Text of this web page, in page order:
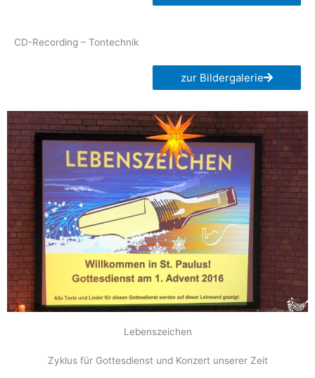
CD-Recording – Tontechnik
zur Bildergalerie
Lebenszeichen
Zyklus für Gottesdienst und Konzert unserer Zeit